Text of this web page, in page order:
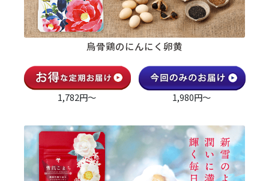
烏骨鶏のにんにく卵黄
1,782円～ 1,980円～